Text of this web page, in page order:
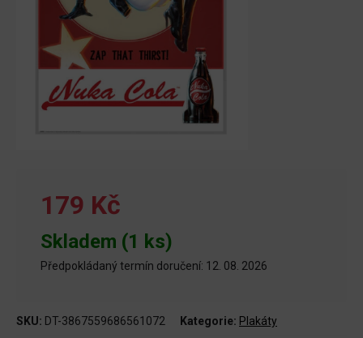
179 Kč
Skladem (1 ks)
Předpokládaný termín doručení: 12. 08. 2026
SKU: DT-3867559686561072 Kategorie: Plakáty